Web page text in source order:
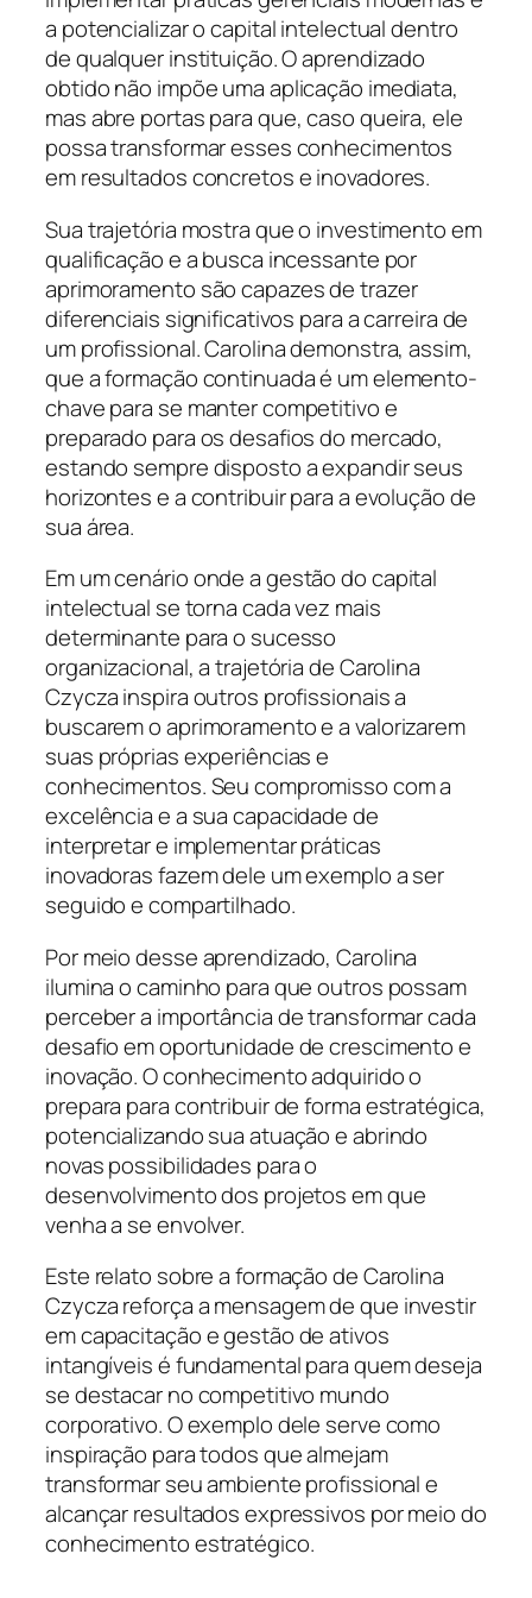
a potencializar o capital intelectual dentro
de qualquer instituição. O aprendizado
obtido não impõe uma aplicação imediata,
mas abre portas para que, caso queira, ele
possa transformar esses conhecimentos
em resultados concretos e inovadores.
Sua trajetória mostra que o investimento em
qualificação e a busca incessante por
aprimoramento são capazes de trazer
diferenciais significativos para a carreira de
um profissional. Carolina demonstra, assim,
que a formação continuada é um elemento-
chave para se manter competitivo e
preparado para os desafios do mercado,
estando sempre disposto a expandir seus
horizontes e a contribuir para a evolução de
sua área.
Em um cenário onde a gestão do capital
intelectual se torna cada vez mais
determinante para o sucesso
organizacional, a trajetória de Carolina
Czycza inspira outros profissionais a
buscarem o aprimoramento e a valorizarem
suas próprias experiências e
conhecimentos. Seu compromisso com a
excelência e a sua capacidade de
interpretar e implementar práticas
inovadoras fazem dele um exemplo a ser
seguido e compartilhado.
Por meio desse aprendizado, Carolina
ilumina o caminho para que outros possam
perceber a importância de transformar cada
desafio em oportunidade de crescimento e
inovação. O conhecimento adquirido o
prepara para contribuir de forma estratégica,
potencializando sua atuação e abrindo
novas possibilidades para o
desenvolvimento dos projetos em que
venha a se envolver.
Este relato sobre a formação de Carolina
Czycza reforça a mensagem de que investir
em capacitação e gestão de ativos
intangíveis é fundamental para quem deseja
se destacar no competitivo mundo
corporativo. O exemplo dele serve como
inspiração para todos que almejam
transformar seu ambiente profissional e
alcançar resultados expressivos por meio do
conhecimento estratégico.